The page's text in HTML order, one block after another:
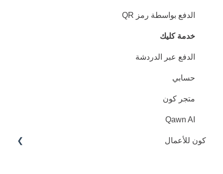
الدفع بواسطة رمز QR
خدمة كليك
الدفع عبر الدردشة
حسابي
متجر كون
Qawn AI
كون للأعمال